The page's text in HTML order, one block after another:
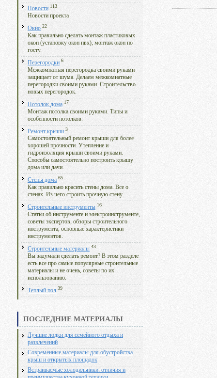
Новости 113
Новости проекта
Окно 22
Как правильно сделать монтаж пластиковых
окон (установку окон пвх), монтаж окон по
госту.
Перегородки 6
Межкомнатная перегородка своими руками
защищает от шума. Делаем межкомнатные
перегородки своими руками. Строительство
новых перегородок.
Потолок дома 17
Монтаж потолка своими руками. Типы и
особенности потолков.
Ремонт крыши 3
Самостоятельный ремонт крыши для более
хорошей прочности. Утепление и
гидроизоляция крыши своими руками.
Способы самостоятельно построить крышу
дома или дачи.
Стены дома 65
Как правильно красить стены дома. Все о
стенах. Из чего строить прочную стену.
Строительные инструменты 16
Статьи об инструменте и электроинструменте,
советы экспертов, обзоры строительного
инструмента, основные характеристики
инструментов.
Строительные материалы 43
Вы задумали сделать ремонт? В этом разделе
есть все про самые популярные строительные
материалы и не очень, советы по их
использованию.
Теплый пол 39
ПОСЛЕДНИЕ МАТЕРИАЛЫ
Лучшие лодки для семейного отдыха и
развлечений
Современные материалы для обустройства
крыш и открытых площадок
Встраиваемые холодильники: отличия и